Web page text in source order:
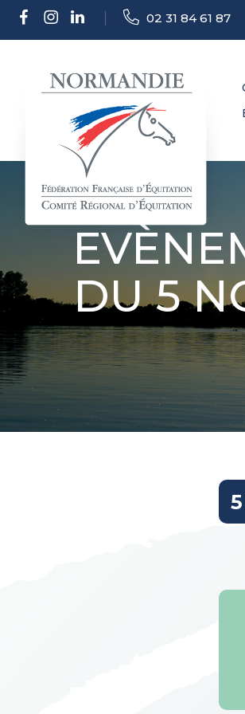
02 31 84 61 87
DU 5
5